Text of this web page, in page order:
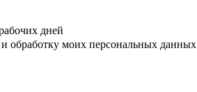
дней
обработку моих персональных данных